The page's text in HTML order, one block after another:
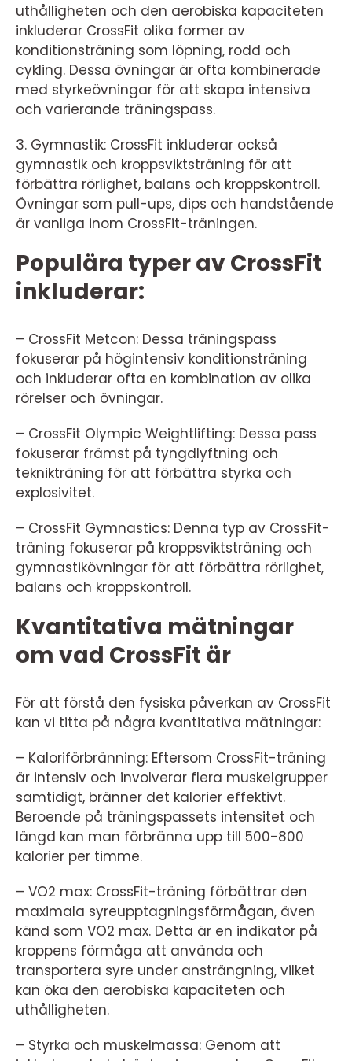
uthålligheten och den aerobiska kapaciteten
inkluderar CrossFit olika former av
konditionsträning som löpning, rodd och
cykling. Dessa övningar är ofta kombinerade
med styrkeövningar för att skapa intensiva
och varierande träningspass.
3. Gymnastik: CrossFit inkluderar också
gymnastik och kroppsviktsträning för att
förbättra rörlighet, balans och kroppskontroll.
Övningar som pull-ups, dips och handstående
är vanliga inom CrossFit-träningen.
Populära typer av CrossFit
inkluderar:
– CrossFit Metcon: Dessa träningspass
fokuserar på högintensiv konditionsträning
och inkluderar ofta en kombination av olika
rörelser och övningar.
– CrossFit Olympic Weightlifting: Dessa pass
fokuserar främst på tyngdlyftning och
teknikträning för att förbättra styrka och
explosivitet.
– CrossFit Gymnastics: Denna typ av CrossFit-
träning fokuserar på kroppsviktsträning och
gymnastikövningar för att förbättra rörlighet,
balans och kroppskontroll.
Kvantitativa mätningar
om vad CrossFit är
För att förstå den fysiska påverkan av CrossFit
kan vi titta på några kvantitativa mätningar:
– Kaloriförbränning: Eftersom CrossFit-träning
är intensiv och involverar flera muskelgrupper
samtidigt, bränner det kalorier effektivt.
Beroende på träningspassets intensitet och
längd kan man förbränna upp till 500-800
kalorier per timme.
– VO2 max: CrossFit-träning förbättrar den
maximala syreupptagningsförmågan, även
känd som VO2 max. Detta är en indikator på
kroppens förmåga att använda och
transportera syre under ansträngning, vilket
kan öka den aerobiska kapaciteten och
uthålligheten.
– Styrka och muskelmassa: Genom att